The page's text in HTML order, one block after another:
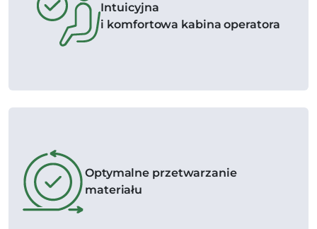
Intuicyjna
i komfortowa kabina operatora
Optymalne przetwarzanie
materiału